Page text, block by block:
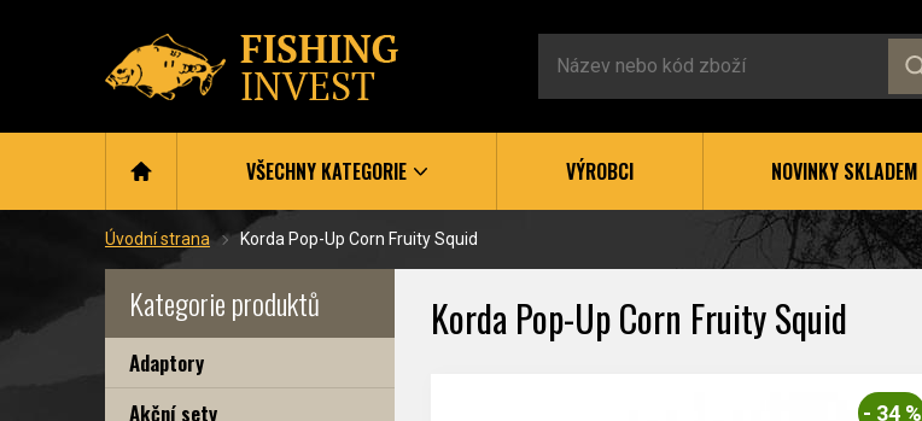
VŠECHNY KATEGORIE VÝROBCI NOVINKY SKLADEM
Úvodní strana Korda Pop-Up Corn Fruity Squid
Kategorie produktů
Adaptory
Akční sety
Korda Pop-Up Corn Fruity Squid
- 34 %